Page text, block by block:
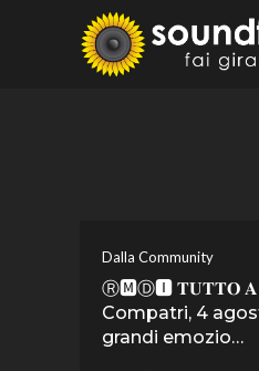
Dalla Community
Ⓡ🅼Ⓓ🅸 𝐓𝐔𝐓𝐓𝐎 𝐀
Compatri, 4
grandi emozio…